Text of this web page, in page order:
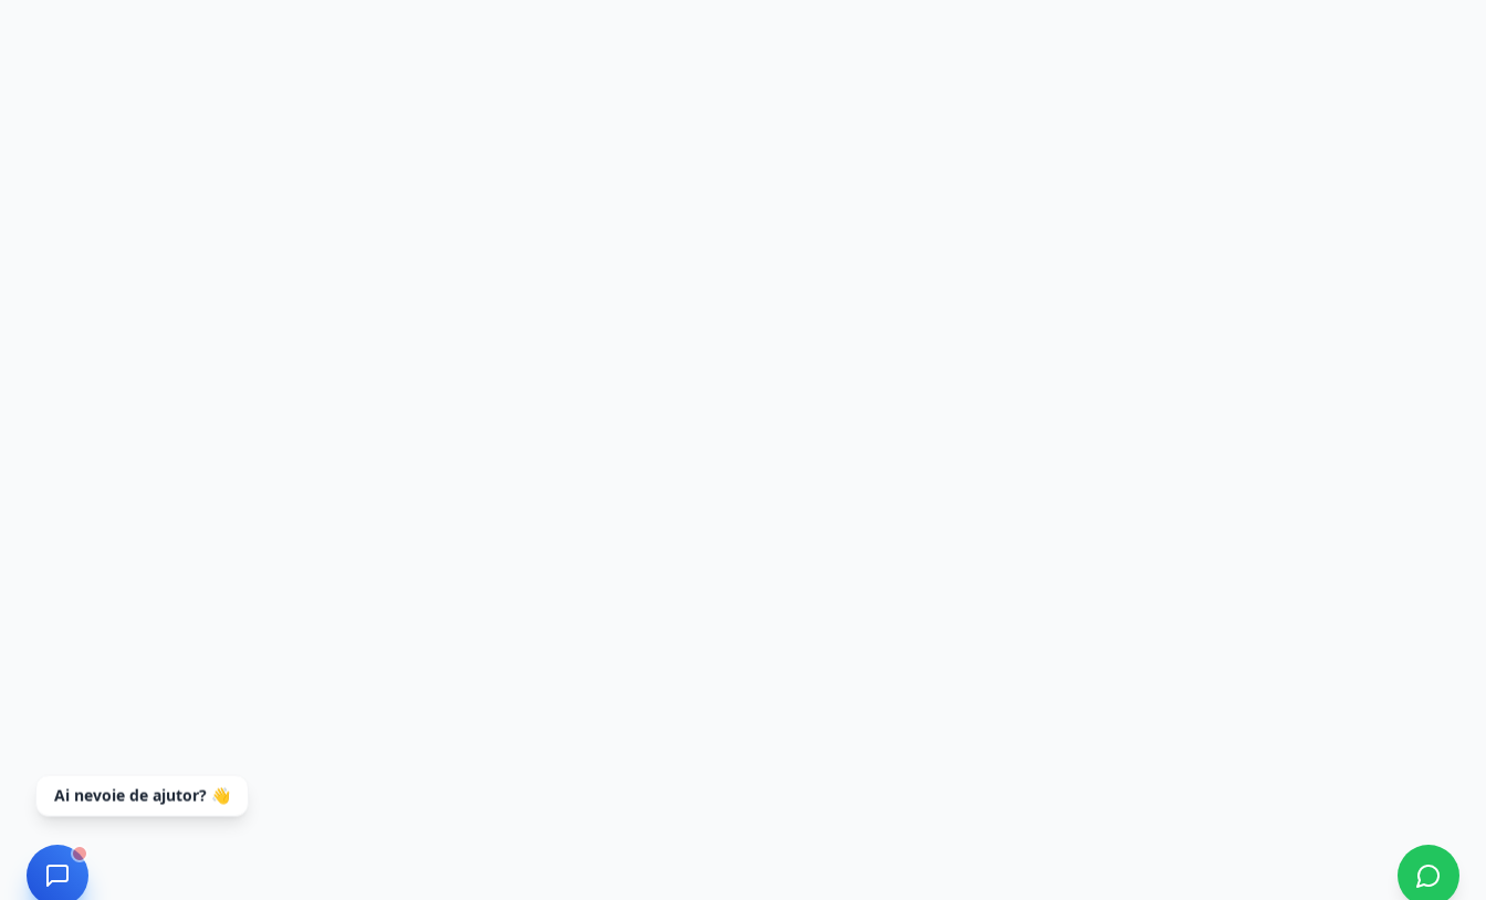
Ai nevoie de ajutor? 👋